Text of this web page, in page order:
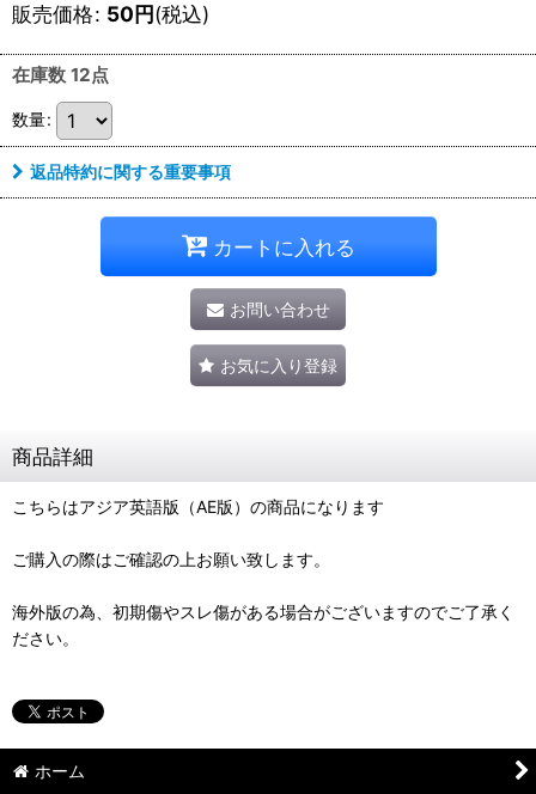
販売価格: 50円(税込)
在庫数 12点
数量:
返品特約に関する重要事項
カートに入れる
お問い合わせ
お気に入り登録
商品詳細
こちらはアジア英語版（AE版）の商品になります
ご購入の際はご確認の上お願い致します。
海外版の為、初期傷やスレ傷がある場合がございますのでご了承く
ださい。
ホーム